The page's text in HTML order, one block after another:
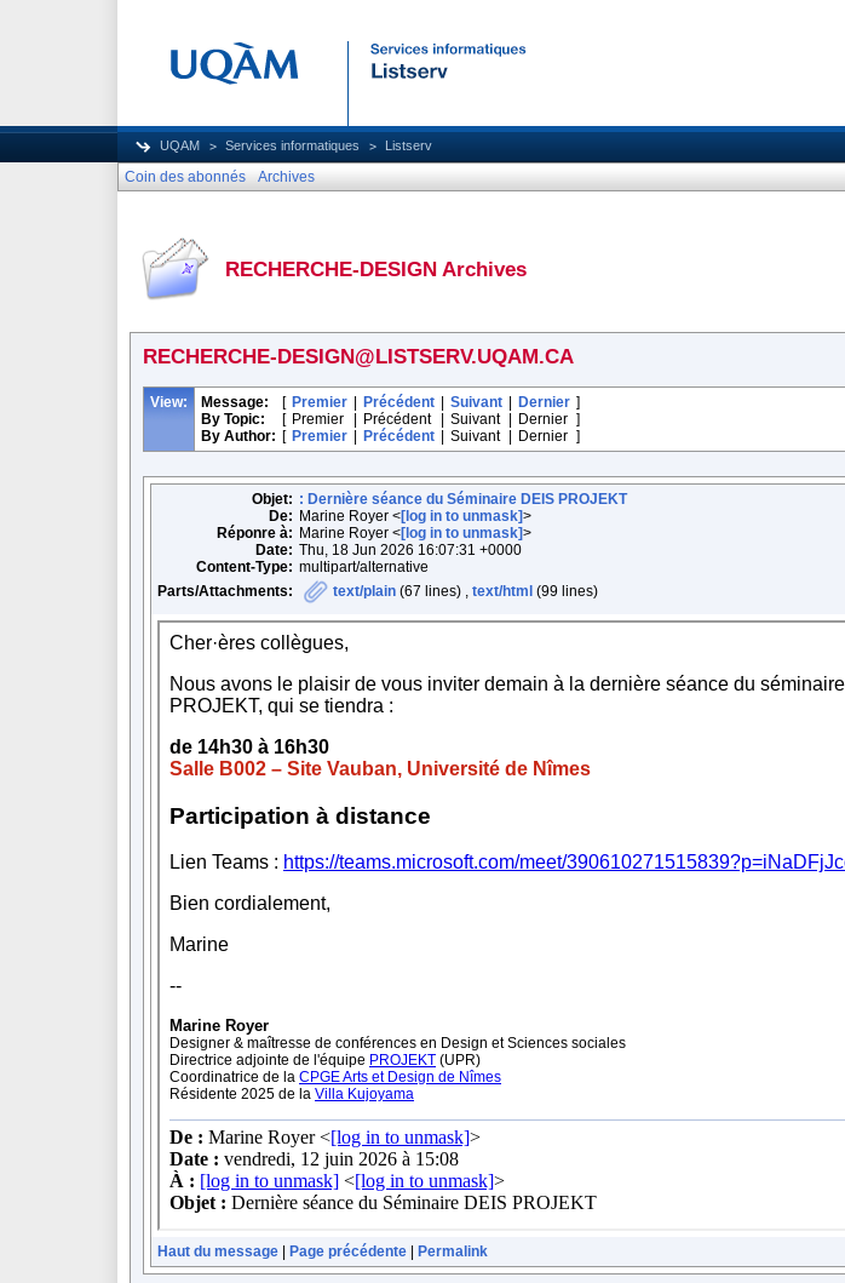
UQAM Services informatiques Listserv
Coin des abonnés Archives
RECHERCHE-DESIGN Archives
RECHERCHE-DESIGN@LISTSERV.UQAM.CA
View: Message: [ Premier Précédent Suivant Dernier ]
By Topic:
[ Premier Précédent Suivant Dernier ]
By Author: [ Premier Précédent Suivant Dernier ]
Objet: : Dernière séance du Séminaire DEIS PROJEKT
De: Marine Royer <[log in to unmask]>
Réponre à: Marine Royer <[log in to unmask]>
Date: Thu, 18 Jun 2026 16:07:31 +0000
Content-Type: multipart/alternative
Parts/Attachments:
text/plain (67 lines) , text/html (99 lines)
Haut du message Page précédente Permalink